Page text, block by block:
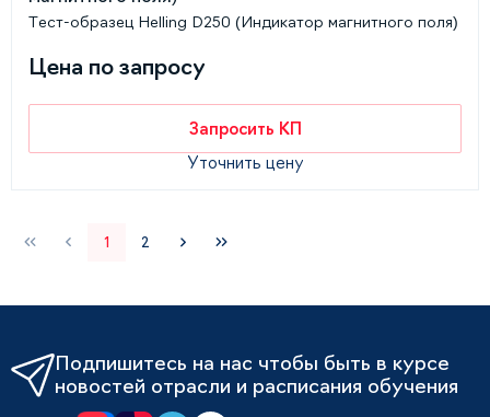
Тест-образец Helling D250 (Индикатор магнитного поля)
Цена по запросу
Запросить КП
Уточнить цену
1 2
Подпишитесь на нас чтобы быть в курсе
новостей отрасли и расписания обучения